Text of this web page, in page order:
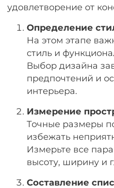
удовлетворение от
Определение
На этом этапе
стиль и
Выбор дизайна
предпочтений и
интерьера.
Измерение
Точные размеры
избежать
Измерьте все
высоту, ширину и
Составление